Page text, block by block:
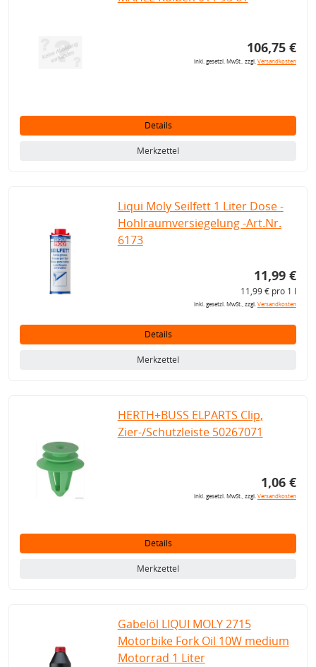
106,75 €
inkl. gesetzl. MwSt., zzgl.Versandkosten
Details
Merkzettel
Liqui Moly Seilfett 1 Liter Dose -
Hohlraumversiegelung -Art.Nr.
6173
11,99 €
11,99 € pro 1 l
inkl. gesetzl. MwSt., zzgl.Versandkosten
Details
Merkzettel
HERTH+BUSS ELPARTS Clip,
Zier-/Schutzleiste 50267071
1,06 €
inkl. gesetzl. MwSt., zzgl.Versandkosten
Details
Merkzettel
Gabelöl LIQUI MOLY 2715
Motorbike Fork Oil 10W medium
Motorrad 1 Liter